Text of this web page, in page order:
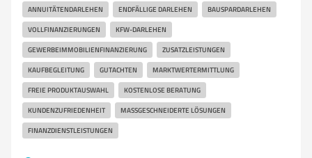
ANNUITÄTENDARLEHEN ENDFÄLLIGE DARLEHEN BAUSPARDARLEHEN
VOLLFINANZIERUNGEN KFW-DARLEHEN
GEWERBEIMMOBILIENFINANZIERUNG ZUSATZLEISTUNGEN
KAUFBEGLEITUNG GUTACHTEN MARKTWERTERMITTLUNG
FREIE PRODUKTAUSWAHL KOSTENLOSE BERATUNG
KUNDENZUFRIEDENHEIT MASSGESCHNEIDERTE LÖSUNGEN
FINANZDIENSTLEISTUNGEN